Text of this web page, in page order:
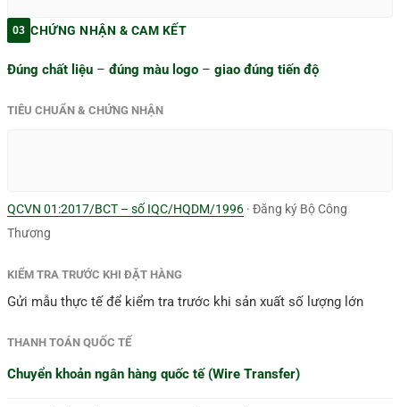
03 CHỨNG NHẬN & CAM KẾT
Đúng chất liệu – đúng màu logo – giao đúng tiến độ
TIÊU CHUẨN & CHỨNG NHẬN
QCVN 01:2017/BCT – số IQC/HQDM/1996 · Đăng ký Bộ Công
Thương
KIỂM TRA TRƯỚC KHI ĐẶT HÀNG
Gửi mẫu thực tế để kiểm tra trước khi sản xuất số lượng lớn
THANH TOÁN QUỐC TẾ
Chuyển khoản ngân hàng quốc tế (Wire Transfer)